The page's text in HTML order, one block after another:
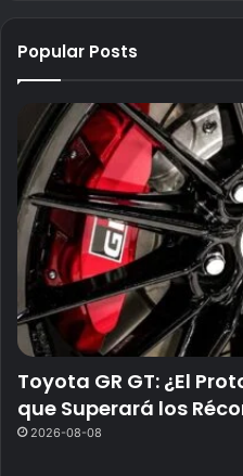
Popular Posts
Toyota GR GT: ¿El
que Superará los
2026-08-08